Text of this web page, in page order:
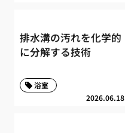
排水溝の汚れを化学的
に分解する技術
2026.06.18
浴室